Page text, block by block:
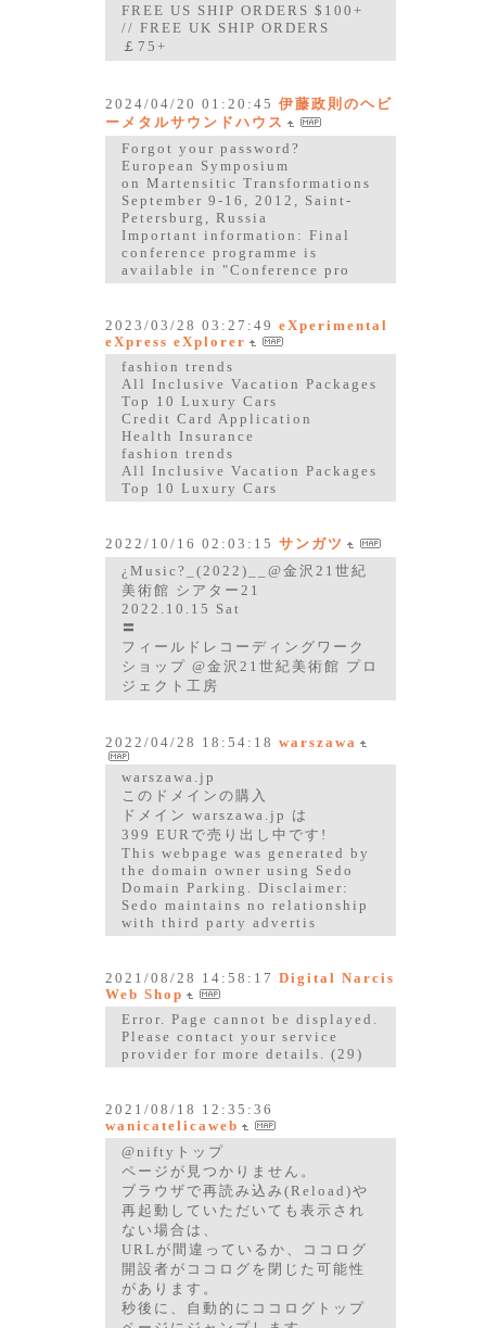
FREE US SHIP ORDERS $100+
// FREE UK SHIP ORDERS
￡75+
2024/04/20 01:20:45 伊藤政則のヘビ
ーメタルサウンドハウス
Forgot your password?
European Symposium
on Martensitic Transformations
September 9-16, 2012, Saint-
Petersburg, Russia
Important information: Final
conference programme is
available in "Conference pro
2023/03/28 03:27:49 eXperimental
eXpress eXplorer
fashion trends
All Inclusive Vacation Packages
Top 10 Luxury Cars
Credit Card Application
Health Insurance
fashion trends
All Inclusive Vacation Packages
Top 10 Luxury Cars
2022/10/16 02:03:15 サンガツ
¿Music?_(2022)__@金沢21世紀
美術館 シアター21
2022.10.15 Sat
〓
フィールドレコーディングワーク
ショップ @金沢21世紀美術館 プロ
ジェクト工房
2022/04/28 18:54:18 warszawa
warszawa.jp
このドメインの購入
ドメイン warszawa.jp は
399 EURで売り出し中です!
This webpage was generated by
the domain owner using Sedo
Domain Parking. Disclaimer:
Sedo maintains no relationship
with third party advertis
2021/08/28 14:58:17 Digital Narcis
Web Shop
Error. Page cannot be displayed.
Please contact your service
provider for more details. (29)
2021/08/18 12:35:36
wanicatelicaweb
@niftyトップ
ページが見つかりません。
ブラウザで再読み込み(Reload)や
再起動していただいても表示され
ない場合は、
URLが間違っているか、ココログ
開設者がココログを閉じた可能性
があります。
秒後に、自動的にココログトップ